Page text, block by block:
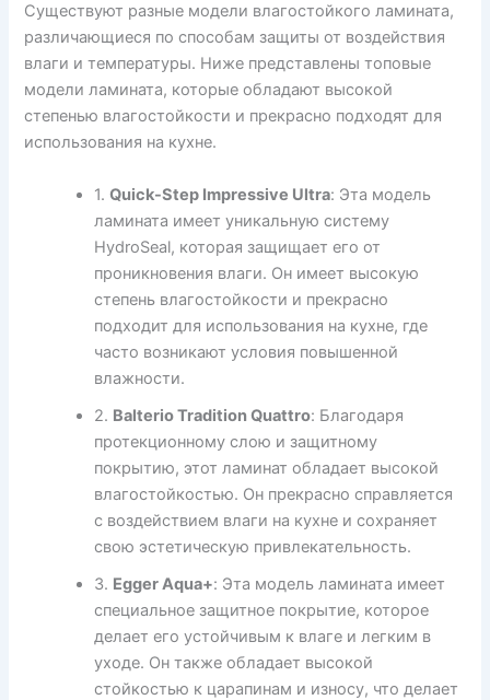
Существуют разные модели влагостойкого ламината,
различающиеся по способам защиты от воздействия
влаги и температуры. Ниже представлены топовые
модели ламината, которые обладают высокой
степенью влагостойкости и прекрасно подходят для
использования на кухне.
1.Quick-Step Impressive Ultra: Эта модель
ламината имеет уникальную систему
HydroSeal, которая защищает его от
проникновения влаги. Он имеет высокую
степень влагостойкости и прекрасно
подходит для использования на кухне, где
часто возникают условия повышенной
влажности.
2. Balterio Tradition Quattro: Благодаря
протекционному слою и защитному
покрытию, этот ламинат обладает высокой
влагостойкостью. Он прекрасно справляется
с воздействием влаги на кухне и сохраняет
свою эстетическую привлекательность.
3. Egger Aqua+: Эта модель ламината имеет
специальное защитное покрытие, которое
делает его устойчивым к влаге и легким в
уходе. Он также обладает высокой
стойкостью к царапинам и износу, что делает